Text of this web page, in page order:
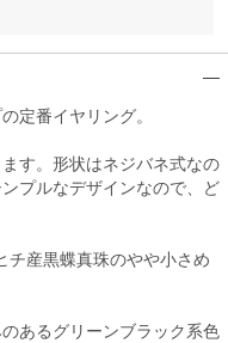
定番イヤリング。
す。形状はネジバネ式なの
プルなデザインなので、ど
産黒蝶真珠のやや小さめ
あるグリーンブラック系色